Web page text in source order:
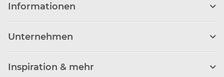
Informationen
Unternehmen
Inspiration & mehr